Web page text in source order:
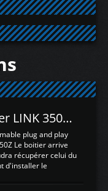
Test du boitier LINK 350Z Plugin ECU
plug and play
Le boitier arrive
récupérer celui du
d'installer le